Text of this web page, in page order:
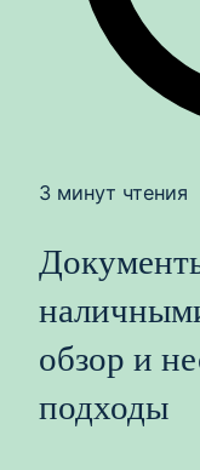
3 минут чтения
обзор и
подходы